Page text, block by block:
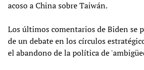
acoso a China sobre Taiwán.
Los últimos comentarios de Biden se
de un debate en los círculos
el abandono de la política de